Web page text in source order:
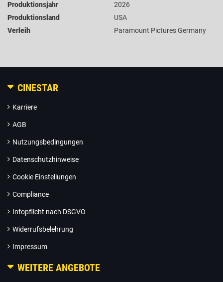
Produktionsjahr
2026
Produktionsland
USA
Verleih
Paramount Pictures Germany
CINESTAR
Karriere
AGB
Nutzungsbedingungen
Datenschutzhinweise
Cookie Einstellungen
Compliance
Infopflicht nach DSGVO
Widerrufsbelehrung
Impressum
WEITERE ANGEBOTE